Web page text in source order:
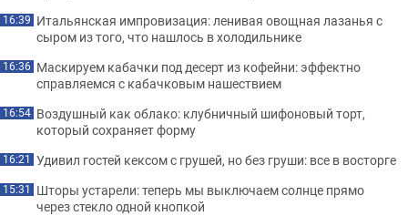
16:39 Итальянская импровизация: ленивая овощная лазанья с
сыром из того, что нашлось в холодильнике
16:36 Маскируем кабачки под десерт из кофейни: эффектно
справляемся с кабачковым нашествием
16:54 Воздушный как облако: клубничный шифоновый торт,
который сохраняет форму
16:21 Удивил гостей кексом с грушей, но без груши: все в восторге
15:31 Шторы устарели: теперь мы выключаем солнце прямо
через стекло одной кнопкой